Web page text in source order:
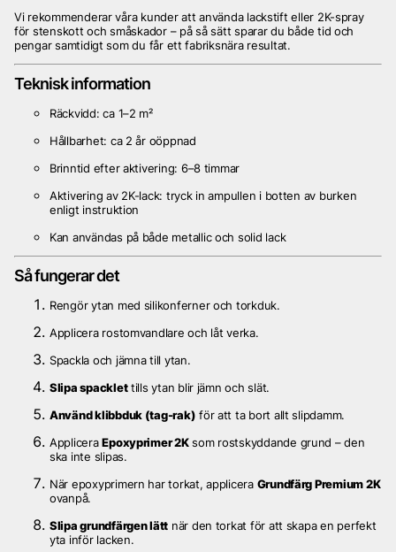
Vi rekommenderar våra kunder att använda lackstift eller 2K-spray
för stenskott och småskador – på så sätt sparar du både tid och
pengar samtidigt som du får ett fabriksnära resultat.
Teknisk information
Räckvidd: ca 1–2 m²
Hållbarhet: ca 2 år oöppnad
Brinntid efter aktivering: 6–8 timmar
Aktivering av 2K-lack: tryck in ampullen i botten av burken
enligt instruktion
Kan användas på både metallic och solid lack
Så fungerar det
Rengör ytan med silikonferner och torkduk.
Applicera rostomvandlare och låt verka.
Spackla och jämna till ytan.
Slipa spacklettills ytan blir jämn och slät.
Använd klibbduk (tag-rak) för att ta bort allt slipdamm.
AppliceraEpoxyprimer 2Ksom rostskyddande grund – den
ska inte slipas.
När epoxyprimern har torkat, applicera Grundfärg Premium 2K
ovanpå.
Slipa grundfärgen lätt när den torkat för att skapa en perfekt
yta inför lacken.